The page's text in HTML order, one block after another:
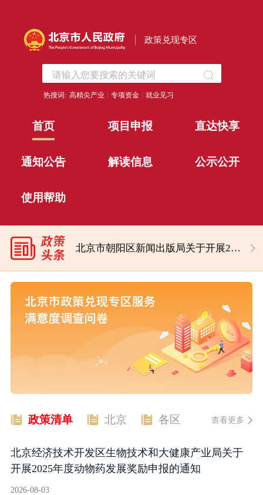
政策兑现专区
热搜词: 高精尖产业 专项资金 就业见习
首页 项目申报 直达快享
通知公告 解读信息 公示公开
使用帮助
北京市朝阳区新闻出版局关于开展2026年度朝阳区实体书店资金扶持项目征集工作的通知
关于开展2026年度中关村示范区高品质科技园区建设项目申报工作的通知
政策清单 北京 各区 查看更多
北京经济技术开发区生物技术和大健康产业局关于
开展2025年度动物药发展奖励申报的通知
2026-08-03